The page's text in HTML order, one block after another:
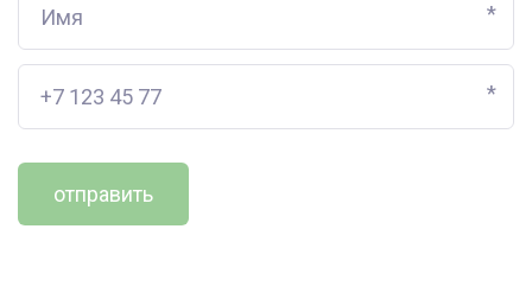
*
*
отправить